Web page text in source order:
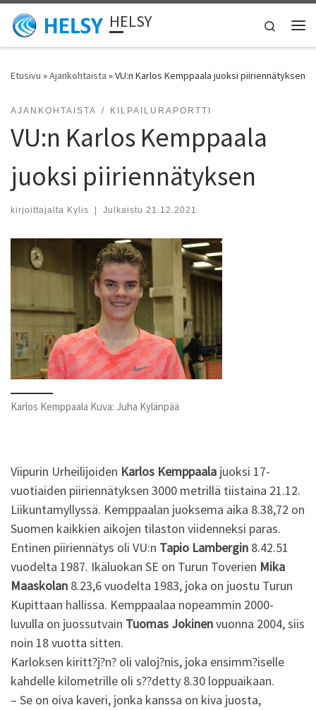
Skip to content HELSY
Search
Etusivu »Ajankohtaista »VU:n Karlos Kemppaala juoksi piiriennätyksen
AJANKOHTAISTA KILPAILURAPORTTI
VU:n Karlos Kemppaala
juoksi piiriennätyksen
kirjoittajalta Kylis | Julkaistu 21.12.2021
Karlos Kemppaala Kuva: Juha Kylänpää
Viipurin Urheilijoiden Karlos Kemppaala juoksi 17-
vuotiaiden piiriennätyksen 3000 metrillä tiistaina 21.12.
Liikuntamyllyssä. Kemppaalan juoksema aika 8.38,72 on
Suomen kaikkien aikojen tilaston viidenneksi paras.
Entinen piiriennätys oli VU:n Tapio Lambergin 8.42.51
vuodelta 1987. Ikäluokan SE on Turun Toverien Mika
Maaskolan 8.23,6 vuodelta 1983, joka on juostu Turun
Kupittaan hallissa. Kemppaalaa nopeammin 2000-
luvulla on juossutvain Tuomas Jokinenvuonna 2004, siis
noin 18 vuotta sitten.
Karloksen kiritt?j?n? oli valoj?nis, joka ensimm?iselle
kahdelle kilometrille oli s??detty 8.30 loppuaikaan.
– Se on oiva kaveri, jonka kanssa on kiva juosta,